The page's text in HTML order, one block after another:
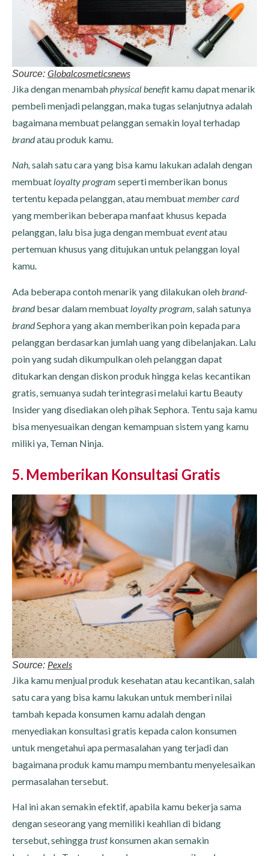
Source: Globalcosmeticsnews
Jika dengan menambahphysical benefitkamu dapat menarik
pembeli menjadi pelanggan, maka tugas selanjutnya adalah
bagaimana membuat pelanggan semakin loyal terhadap
brandatau produk kamu.
Nah, salah satu cara yang bisa kamu lakukan adalah dengan
membuat loyalty program seperti memberikan bonus
tertentu kepada pelanggan, atau membuatmember card
yang memberikan beberapa manfaat khusus kepada
pelanggan, lalu bisa juga dengan membuateventatau
pertemuan khusus yang ditujukan untuk pelanggan loyal
kamu.
Ada beberapa contoh menarik yang dilakukan oleh brand-
brandbesar dalam membuat loyalty program, salah satunya
brandSephora yang akan memberikan poin kepada para
pelanggan berdasarkan jumlah uang yang dibelanjakan. Lalu
poin yang sudah dikumpulkan oleh pelanggan dapat
ditukarkan dengan diskon produk hingga kelas kecantikan
gratis, semuanya sudah terintegrasi melalui kartu Beauty
Insider yang disediakan oleh pihak Sephora. Tentu saja kamu
bisa menyesuaikan dengan kemampuan sistem yang kamu
miliki ya, Teman Ninja.
5. Memberikan Konsultasi Gratis
Source: Pexels
Jika kamu menjual produk kesehatan atau kecantikan, salah
satu cara yang bisa kamu lakukan untuk memberi nilai
tambah kepada konsumen kamu adalah dengan
menyediakan konsultasi gratis kepada calon konsumen
untuk mengetahui apa permasalahan yang terjadi dan
bagaimana produk kamu mampu membantu menyelesaikan
permasalahan tersebut.
Hal ini akan semakin efektif, apabila kamu bekerja sama
dengan seseorang yang memiliki keahlian di bidang
tersebut, sehinggatrustkonsumen akan semakin